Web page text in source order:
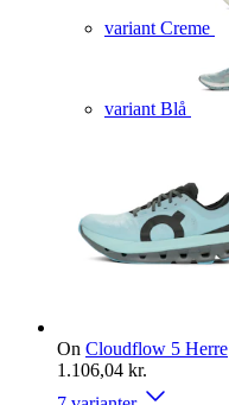
variant Creme
variant Blå
On Cloudflow 5 Herre
1.106,04 kr.